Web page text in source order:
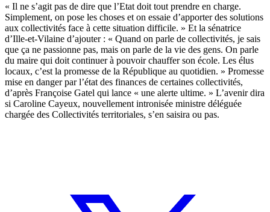
« Il ne s’agit pas de dire que l’Etat doit tout prendre en charge.
Simplement, on pose les choses et on essaie d’apporter des solutions
aux collectivités face à cette situation difficile. » Et la sénatrice
d’Ille-et-Vilaine d’ajouter : « Quand on parle de collectivités, je sais
que ça ne passionne pas, mais on parle de la vie des gens. On parle
du maire qui doit continuer à pouvoir chauffer son école. Les élus
locaux, c’est la promesse de la République au quotidien. » Promesse
mise en danger par l’état des finances de certaines collectivités,
d’après Françoise Gatel qui lance « une alerte ultime. » L’avenir dira
si Caroline Cayeux, nouvellement intronisée ministre déléguée
chargée des Collectivités territoriales, s’en saisira ou pas.